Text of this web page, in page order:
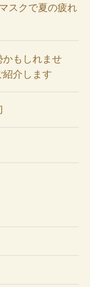
スクで夏の疲れ
かもしれませ
紹介します